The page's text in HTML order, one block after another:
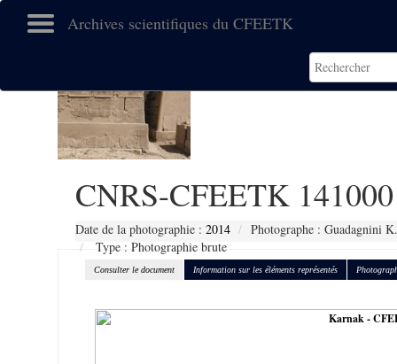
Archives scientifiques du CFEETK
CNRS-CFEETK 141000
Date de la photographie : 2014
Photographe : Guadagnini K.
Type : Photographie brute
Consulter le document Information sur les éléments représentés